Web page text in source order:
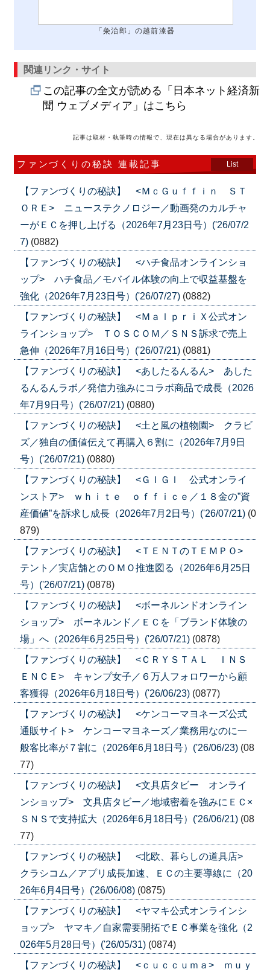
「粂治郎」の越前漆器
関連リンク・サイト
この記事の全文が読める「日本ネット経済新
聞 ウェブメディア」はこちら
記事は取材・執筆時の情報で、現在は異なる場合があります。
ファンづくりの秘訣 連載記事 List
【ファンづくりの秘訣】 <ＭｃＧｕｆｆｉｎ ＳＴ
ＯＲＥ> ニューステクノロジー／動画発のカルチャ
ーがＥＣを押し上げる（2026年7月23日号）('26/07/2
7) (0882)
【ファンづくりの秘訣】 <ハチ食品オンラインショ
ップ> ハチ食品／モバイル体験の向上で収益基盤を
強化（2026年7月23日号）('26/07/27) (0882)
【ファンづくりの秘訣】 <ＭａｌｐｒｉＸ公式オン
ラインショップ> ＴＯＳＣＯＭ／ＳＮＳ訴求で売上
急伸（2026年7月16日号）('26/07/21) (0881)
【ファンづくりの秘訣】 <あしたるんるん> あした
るんるんラボ／発信力強みにコラボ商品で成長（2026
年7月9日号）('26/07/21) (0880)
【ファンづくりの秘訣】 <土と風の植物園> クラビ
ズ／独自の価値伝えて再購入６割に（2026年7月9日
号）('26/07/21) (0880)
【ファンづくりの秘訣】 <ＧＩＧＩ 公式オンライ
ンストア> ｗｈｉｔｅ ｏｆｆｉｃｅ／１８金の”資
産価値”を訴求し成長（2026年7月2日号）('26/07/21) (0
879)
【ファンづくりの秘訣】 <ＴＥＮＴのＴＥＭＰＯ>
テント／実店舗とのＯＭＯ推進図る（2026年6月25日
号）('26/07/21) (0878)
【ファンづくりの秘訣】 <ボーネルンドオンライン
ショップ> ボーネルンド／ＥＣを「ブランド体験の
場」へ（2026年6月25日号）('26/07/21) (0878)
【ファンづくりの秘訣】 <ＣＲＹＳＴＡＬ ＩＮＳ
ＥＮＣＥ> キャンプ女子／６万人フォロワーから顧
客獲得（2026年6月18日号）('26/06/23) (0877)
【ファンづくりの秘訣】 <ケンコーマヨネーズ公式
通販サイト> ケンコーマヨネーズ／業務用なのに一
般客比率が７割に（2026年6月18日号）('26/06/23) (08
77)
【ファンづくりの秘訣】 <文具店タビー オンライ
ンショップ> 文具店タビー／地域密着を強みにＥＣ×
ＳＮＳで支持拡大（2026年6月18日号）('26/06/21) (08
77)
【ファンづくりの秘訣】 <北欧、暮らしの道具店>
クラシコム／アプリ成長加速、ＥＣの主要導線に（20
26年6月4日号）('26/06/08) (0875)
【ファンづくりの秘訣】 <ヤマキ公式オンラインシ
ョップ> ヤマキ／自家需要開拓でＥＣ事業を強化（2
026年5月28日号）('26/05/31) (0874)
【ファンづくりの秘訣】 <ｃｕｃｃｕｍａ> ｍｕｙ